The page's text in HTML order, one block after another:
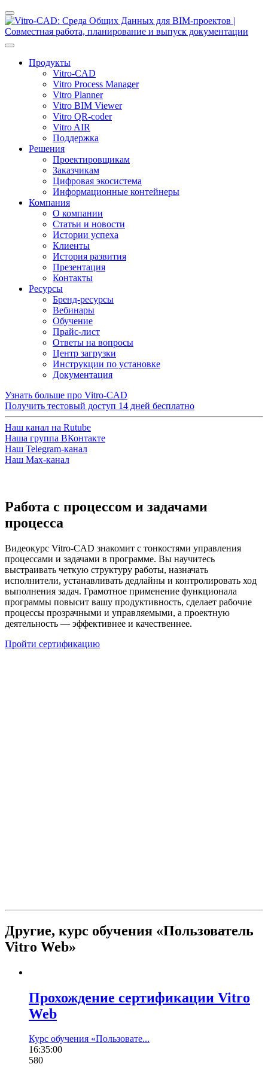
Продукты
Vitro-CAD
Vitro Process Manager
Vitro Planner
Vitro BIM Viewer
Vitro QR-coder
Vitro AIR
Поддержка
Решения
Проектировщикам
Заказчикам
Цифровая экосистема
Информационные контейнеры
Компания
О компании
Статьи и новости
Истории успеха
Клиенты
История развития
Презентация
Контакты
Ресурсы
Бренд-ресурсы
Вебинары
Обучение
Прайс-лист
Ответы на вопросы
Центр загрузки
Инструкции по установке
Документация
Узнать больше про Vitro-CAD
Получить тестовый доступ 14 дней бесплатно
Наш канал на Rutube
Наша группа ВКонтакте
Наш Telegram-канал
Наш Max-канал
Работа с процессом и задачами
процесса
Видеокурс Vitro-CAD знакомит с тонкостями управления
процессами и задачами в программе. Вы научитесь
выстраивать четкую структуру работы, назначать
исполнители, устанавливать дедлайны и контролировать ход
выполнения задач. Грамотное применение функционала
программы повысит вашу продуктивность, сделает рабочие
процессы прозрачными и управляемыми, а проектную
деятельность — эффективнее и качественнее.
Пройти сертификацию
Другие, курс обучения «Пользователь
Vitro Web»
Прохождение сертификации Vitro
Web
Курс обучения «Пользовате...
16:35:00
580